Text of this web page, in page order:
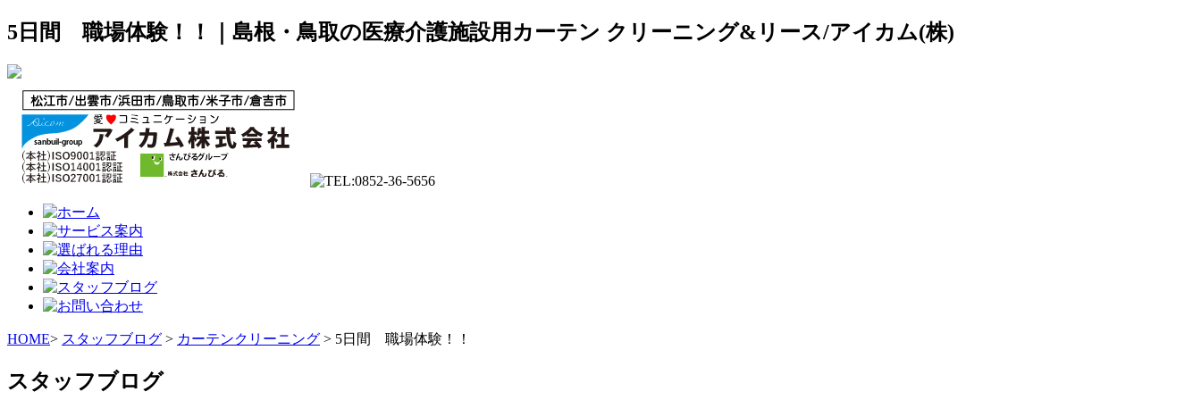
5日間 職場体験！！｜島根・鳥取の医療介護施設用カーテン クリーニング&リース/アイカム(株)
HOME> スタッフブログ > カーテンクリーニング > 5日間 職場体験！！
スタッフブログ